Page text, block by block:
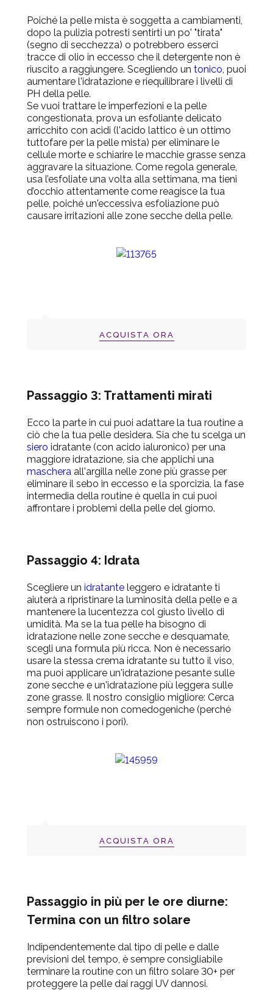
Poiché la pelle mista è soggetta a cambiamenti,
dopo la pulizia potresti sentirti un po' "tirata"
(segno di secchezza) o potrebbero esserci
tracce di olio in eccesso che il detergente non è
riuscito a raggiungere. Scegliendo un tonico, puoi
aumentare l'idratazione e riequilibrare i livelli di
PH della pelle.
Se vuoi trattare le imperfezioni e la pelle
congestionata, prova un esfoliante delicato
arricchito con acidi (l'acido lattico è un ottimo
tuttofare per la pelle mista) per eliminare le
cellule morte e schiarire le macchie grasse senza
aggravare la situazione. Come regola generale,
usa l’esfoliate una volta alla settimana, ma tieni
d’occhio attentamente come reagisce la tua
pelle, poiché un'eccessiva esfoliazione può
causare irritazioni alle zone secche della pelle.
ACQUISTA ORA
Passaggio 3: Trattamenti mirati
Ecco la parte in cui puoi adattare la tua routine a
ciò che la tua pelle desidera. Sia che tu scelga un
siero idratante (con acido ialuronico) per una
maggiore idratazione, sia che applichi una
maschera all'argilla nelle zone più grasse per
eliminare il sebo in eccesso e la sporcizia, la fase
intermedia della routine è quella in cui puoi
affrontare i problemi della pelle del giorno.
Passaggio 4: Idrata
Scegliere un idratante leggero e idratante ti
aiuterà a ripristinare la luminosità della pelle e a
mantenere la lucentezza col giusto livello di
umidità. Ma se la tua pelle ha bisogno di
idratazione nelle zone secche e desquamate,
scegli una formula più ricca. Non è necessario
usare la stessa crema idratante su tutto il viso,
ma puoi applicare un'idratazione pesante sulle
zone secche e un'idratazione più leggera sulle
zone grasse. Il nostro consiglio migliore: Cerca
sempre formule non comedogeniche (perché
non ostruiscono i pori).
ACQUISTA ORA
Passaggio in più per le ore diurne:
Termina con un filtro solare
Indipendentemente dal tipo di pelle e dalle
previsioni del tempo, è sempre consigliabile
terminare la routine con un filtro solare 30+ per
proteggere la pelle dai raggi UV dannosi.